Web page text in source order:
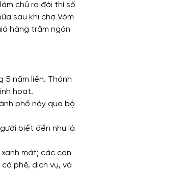
chủ ra đời thì số
sau khi chợ Vòm
hàng trăm ngàn
5 năm liền. Thành
hoạt.
phố này qua bộ
biết đến như là
mát; các con
phê, dịch vụ, và